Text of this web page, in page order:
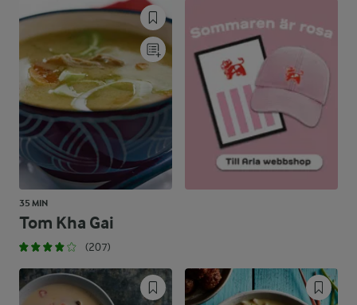
Kolhydrater:
19,4 %
39,2 g
35 MIN
Tom Kha Gai
(207)